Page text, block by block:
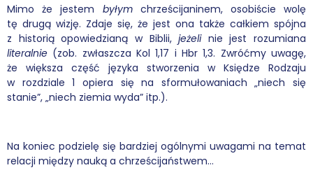
Mimo że jestem byłymchrześcijaninem, osobiście wolę
tę drugą wizję. Zdaje się, że jest ona także całkiem spójna
z historią opowiedzianą w Biblii,jeżeli nie jest rozumiana
literalnie (zob. zwłaszcza Kol 1,17 i Hbr 1,3. Zwróćmy uwagę,
że większa część języka stworzenia w Księdze Rodzaju
w rozdziale 1 opiera się na sformułowaniach „niech się
stanie”, „niech ziemia wyda” itp.).
Na koniec podzielę się bardziej ogólnymi uwagami na temat
relacji między nauką a chrześcijaństwem…